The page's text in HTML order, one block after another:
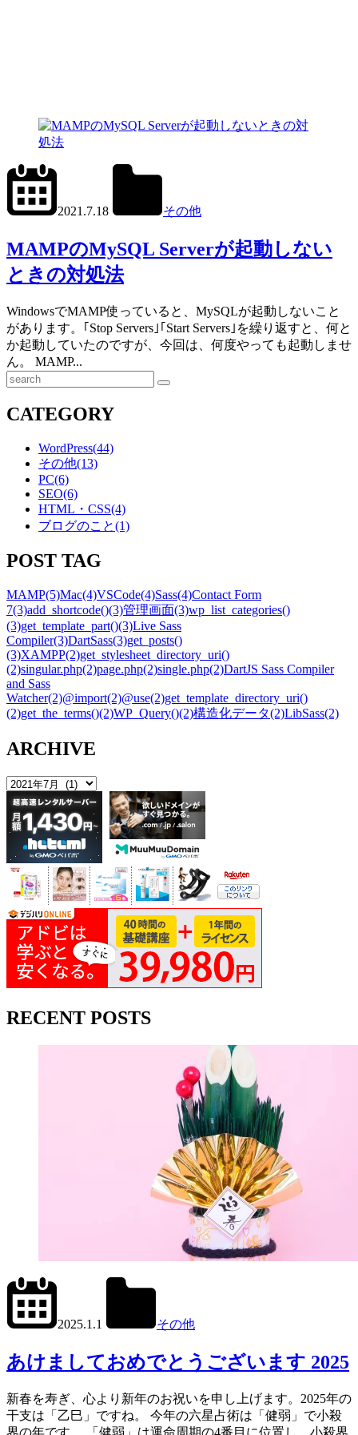
2021.7.18
その他
MAMPのMySQL Serverが起動しない
ときの対処法
WindowsでMAMP使っていると、MySQLが起動しないこと
があります。｢Stop Servers｣｢Start Servers｣を繰り返すと、何と
か起動していたのですが、今回は、何度やっても起動しませ
ん。 MAMP...
検
CATEGORY
WordPress(44)
その他(13)
PC(6)
SEO(6)
HTML・CSS(4)
ブログのこと(1)
POST TAG
MAMP(5)Mac(4)VSCode(4)Sass(4)Contact Form
7(3)add_shortcode()(3)管理画面(3)wp_list_categories()
(3)get_template_part()(3)Live Sass
Compiler(3)DartSass(3)get_posts()
(3)XAMPP(2)get_stylesheet_directory_uri()
(2)singular.php(2)page.php(2)single.php(2)DartJS Sass Compiler
and Sass
Watcher(2)@import(2)@use(2)get_template_directory_uri()
(2)get_the_terms()(2)WP_Query()(2)構造化データ(2)LibSass(2)
ARCHIVE
RECENT POSTS
2025.1.1 その他
あけましておめでとうございます 2025
新春を寿ぎ、心より新年のお祝いを申し上げます。2025年の
干支は「乙巳」ですね。 今年の六星占術は「健弱」で小殺
界の年です。 「健弱」は運命周期の4番目に位置し、小殺界